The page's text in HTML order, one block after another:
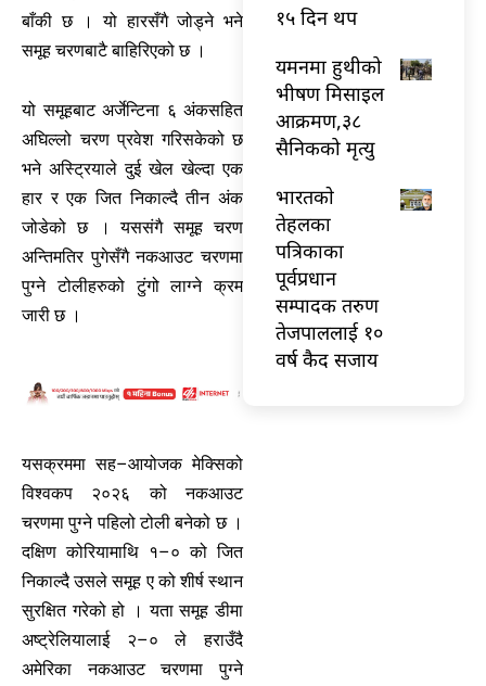
बाँकी छ । यो हारसँगै जोड्ने भने
समूह चरणबाटै बाहिरिएको छ ।
यो समूहबाट अर्जेन्टिना ६ अंकसहित
अघिल्लो चरण प्रवेश गरिसकेको छ
भने अस्ट्रियाले दुई खेल खेल्दा एक
हार र एक जित निकाल्दै तीन अंक
जोडेको छ । यससंगै समूह चरण
अन्तिमतिर पुगेसँगै नकआउट चरणमा
पुग्ने टोलीहरुको टुंगो लाग्ने क्रम
जारी छ ।
यसक्रममा सह–आयोजक मेक्सिको
विश्वकप २०२६ को नकआउट
चरणमा पुग्ने पहिलो टोली बनेको छ ।
दक्षिण कोरियामाथि १–० को जित
निकाल्दै उसले समूह ए को शीर्ष स्थान
सुरक्षित गरेको हो । यता समूह डीमा
अष्ट्रेलियालाई २–० ले हराउँदै
अमेरिका नकआउट चरणमा पुग्ने
१५ दिन थप
यमनमा हुथीको
भीषण मिसाइल
आक्रमण,३८
सैनिकको मृत्यु
भारतकाे
तेहलका
पत्रिकाका
पूर्वप्रधान
सम्पादक तरुण
तेजपाललाई १०
वर्ष कैद सजाय